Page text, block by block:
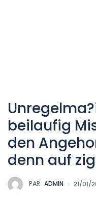
beilaufig
den
denn auf
PAR ADMIN 21/01/